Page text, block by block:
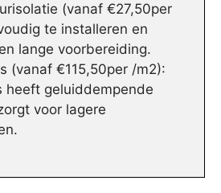
(vanaf €27,50per
te installeren en
lange voorbereiding.
(vanaf €115,50per /m2):
heeft geluiddempende
voor lagere